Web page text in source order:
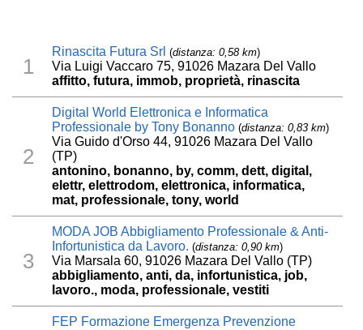
1
Rinascita Futura Srl (distanza: 0,58 km)
Via Luigi Vaccaro 75, 91026 Mazara Del Vallo
affitto, futura, immob, proprietà, rinascita
2
Digital World Elettronica e Informatica
Professionale by Tony Bonanno (distanza: 0,83 km)
Via Guido d'Orso 44, 91026 Mazara Del Vallo
(TP)
antonino, bonanno, by, comm, dett, digital,
elettr, elettrodom, elettronica, informatica,
mat, professionale, tony, world
3
MODA JOB Abbigliamento Professionale & Anti-
Infortunistica da Lavoro. (distanza: 0,90 km)
Via Marsala 60, 91026 Mazara Del Vallo (TP)
abbigliamento, anti, da, infortunistica, job,
lavoro., moda, professionale, vestiti
FEP Formazione Emergenza Prevenzione